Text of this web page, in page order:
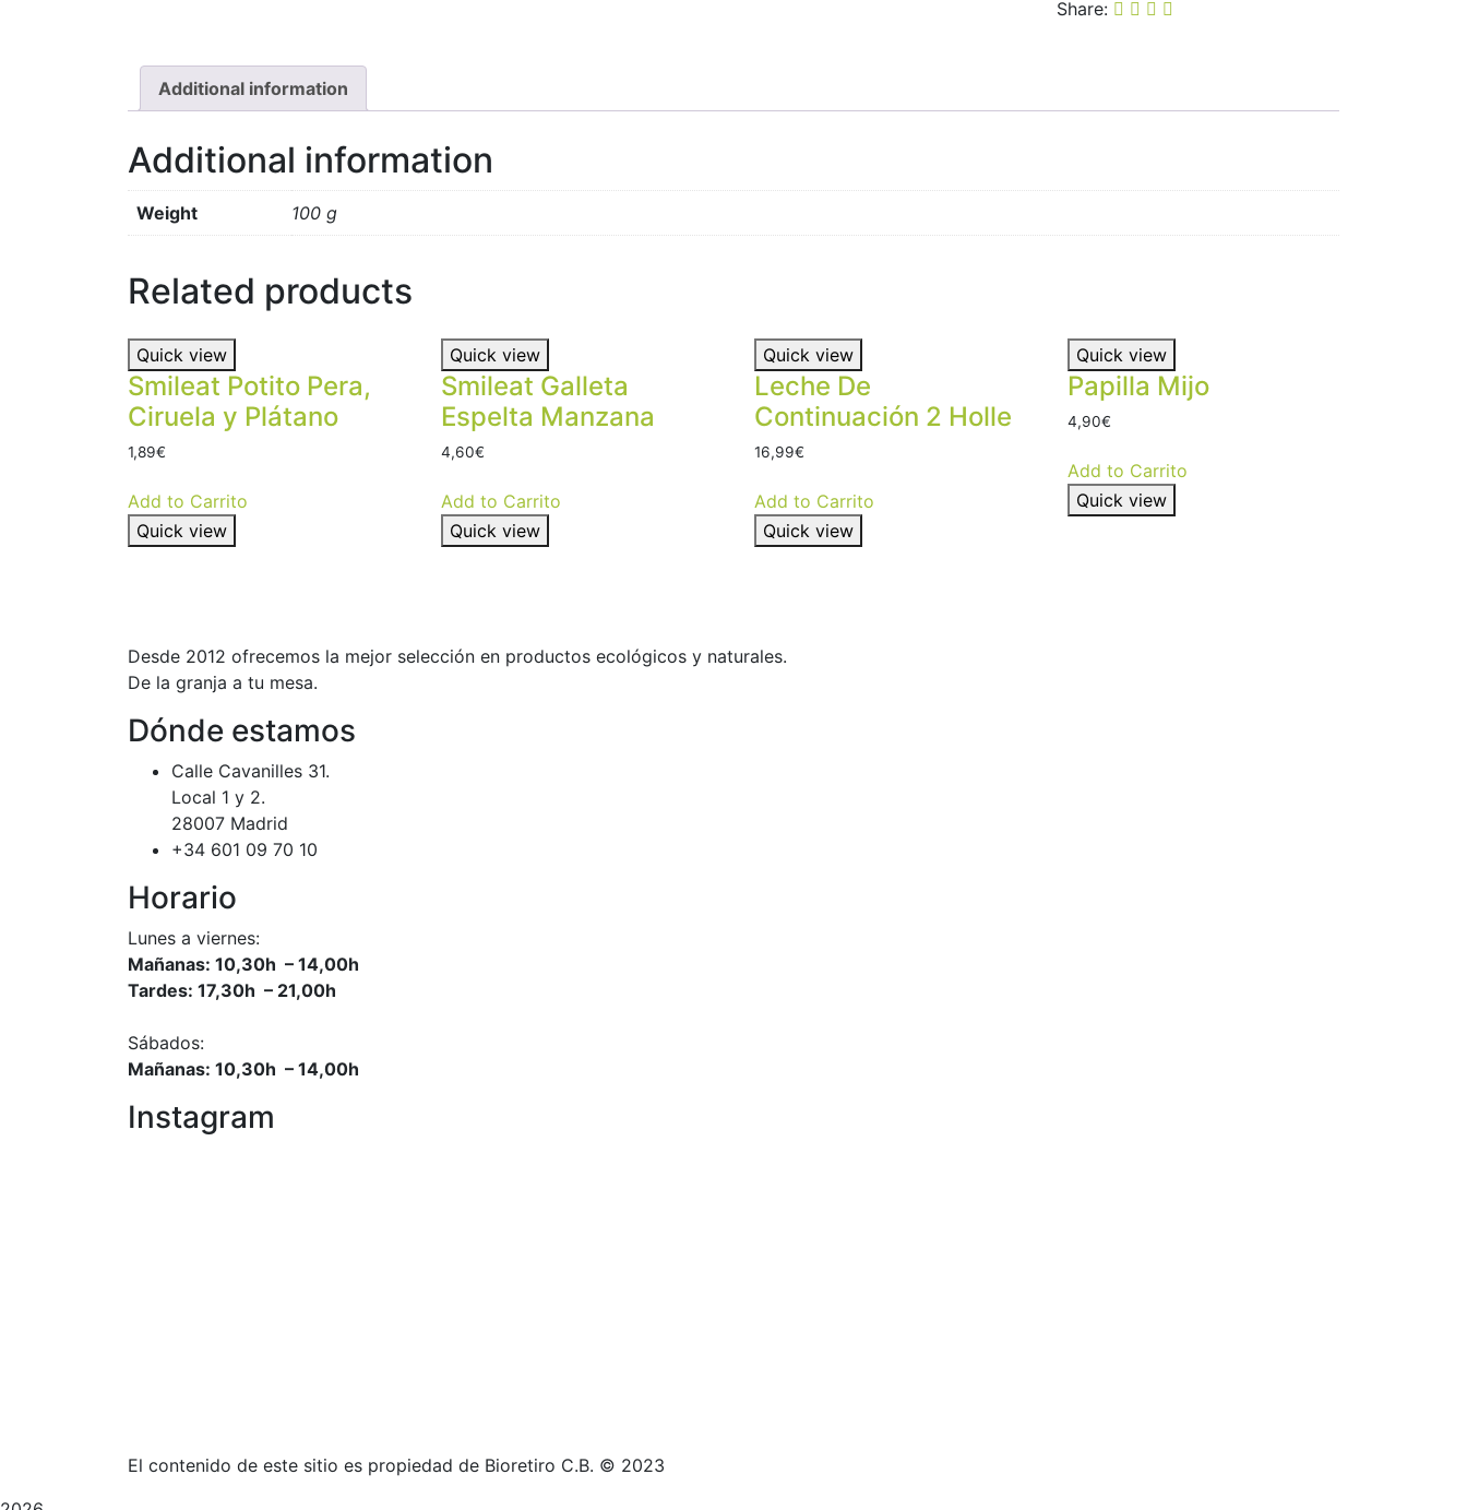
Share:
Additional information
Additional information
Weight 100 g
Related products
Quick view
Smileat Potito Pera,
Ciruela y Plátano
1,89€
Add to Carrito
Quick view
Quick view
Smileat Galleta
Espelta Manzana
4,60€
Add to Carrito
Quick view
Quick view
Leche De
Continuación 2 Holle
16,99€
Add to Carrito
Quick view
Quick view
Papilla Mijo
4,90€
Add to Carrito
Quick view
Desde 2012 ofrecemos la mejor selección en productos ecológicos y naturales.
De la granja a tu mesa.
Dónde estamos
Calle Cavanilles 31.
Local 1 y 2.
28007 Madrid
+34 601 09 70 10
Horario
Lunes a viernes:
Mañanas: 10,30h – 14,00h
Tardes: 17,30h – 21,00h
Sábados:
Mañanas: 10,30h – 14,00h
Instagram
El contenido de este sitio es propiedad de Bioretiro C.B. © 2023